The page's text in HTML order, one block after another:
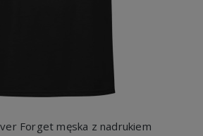
Forget męska z nadrukiem